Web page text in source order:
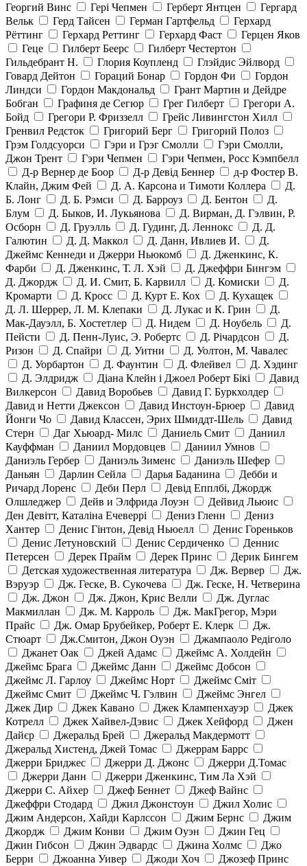
Георгий Винс Гері Чепмен Герберт Янтцен
Гергард
Вельк
Герд Тайсен Герман Гартфельд
Герхард
Рёттинг
Герхард Реттинг Герхард Фаст
Герцен Яков
Геце
Гилберт Беерс
Гилберт Честертон
Гильдебрант Н.
Глория Коупленд
Глэйдис Эйлворд
Говард Дейтон
Гораций Бонар Гордон Фи
Гордон
Линдси
Гордон Макдональд
Грант Мартин и Дейдре
Бобган
Графиня де Сегюр Грег Гилберт
Грегори А.
Бойд
Грегори Р. Фриззелл
Грейс Ливингстон Хилл
Гренвил Редсток
Григорий Берг
Григорий Полоз
Грэм Голдсуорси
Гэри и Грэг Смолли
Гэри Смолли,
Джон Трент
Гэри Чепмен
Гэри Чепмен, Росс Кэмпбелл
Д-р Вернер де Боор
Д-р Девід Беннер
д-р Фостер В.
Клайн, Джим Фей
Д. А. Карсона и Тимоти Коллера
Д.
Б. Лонг
Д. Б. Рэмси Д. Барроуз Д. Бентон
Д.
Блум
Д. Быков, И. Лукьянова
Д. Вирман, Д. Гэлвин, Р.
Осборн
Д. Груэлль Д. Гудинг, Д. Леннокс
Д. Д.
Галютин
Д. Д. Маккол Д. Данн, Ивлиев И.
Д.
Джеймс Кеннеди и Джерри Ньюкомб
Д. Дженкинс, К.
Фарби
Д. Дженкинс, Т. Л. Хэй
Д. Джеффри Бингэм
Д. Джордж
Д. И. Смит, Б. Карвилл Д. Комиски
Д.
Кромарти
Д. Кросс Д. Курт Е. Кох
Д. Кухащек
Д. Л. Шеррер, Л. М. Клепаки
Д. Лукас и К. Грин
Д.
Мак-Дауэлл, Б. Хостетлер
Д. Нидем Д. Ноубель
Д.
Пейсти
Д. Пенн-Луис, Э. Робертс Д. Річардсон
Д.
Ризон
Д. Спайри Д. Уитни
Д. Уолтон, М. Чавалес
Д. Уорбартон
Д. Фаунтин Д. Флейвел
Д. Хэдинг
Д. Элдридж
Діана Клейн і Джоел Роберт Бікі
Давид
Вилкерсон
Давид Воробьев
Давид Г. Буркхолдер
Давид и Нетти Джексон
Давид Инстоун-Брюер
Давид
Йонги Чо
Давид Классен, Эрих Шмиддт-Шель
Давид
Стерн
Даг Хьюард- Милс Даниель Смит
Даниил
Кауффман
Даниил Мордовцев
Даниил Умнов
Даниэль Гербер
Даниэль Зименс
Даниэль Шефер
Даньян
Дарлин Сейла Дарья Баданина
Дебби и
Ричард Лоренс
Деби Перл
Девід Епплбі, Джордж
Олшледжер
Дейв и Элфрида Лоуэн
Дейвид Льюис
Ден Девітт, Каталіна Ечеверрі
Дениз Гленн
Дениз
Хантер
Денис Гінтон, Девід Ньюелл
Денис Гореньков
Денис Летуновский
Денис Сердиченко
Деннис
Петерсен
Дерек Прайм Дерек Принс
Дерик Бингем
Детская художественная литература
Дж. Вервер
Дж.
Вэруэр
Дж. Геске, В. Сукочева
Дж. Геске, Н. Четверина
Дж. Джон
Дж. Джон, Крис Велли
Дж. Дуглас
Макмиллан
Дж. М. Карроль
Дж. МакГрегор, Мэри
Прайс
Дж. Омар Брубейкер, Роберт Е. Клерк
Дж.
Стюарт
Дж.Смитон, Джон Оуэн
Джампаоло Редіголо
Джанет Оак
Джей Адамс
Джеймс А. Холдейн
Джеймс Брага
Джеймс Данн
Джеймс Добсон
Джеймс Л. Гарлоу
Джеймс Норт
Джеймс Сміт
Джеймс Смит
Джеймс Ч. Гэлвин
Джеймс Энгел
Джек Дир
Джек Кавано Джек Клампенхауэр
Джек
Котрелл
Джек Хайвел-Дэвис Джек Хейфорд
Джен
Дайєр
Джеральд Брей
Джеральд Макдермотт
Джеральд Хистенд, Джей Томас
Джеррам Баррс
Джерри Бриджес
Джерри Д. Джонс
Джерри Д.Томас
Джерри Данн
Джерри Дженкинс, Тим Ла Хэй
Джерри С. Айхер
Джеф Беннет
Джеф Вайнс
Джеффри Стодард
Джил Джонстоун
Джил Холис
Джим Андерсон, Хайди Карлссон
Джим Бернс
Джим
Джордж
Джим Конви Джим Оуэн
Джин Гец
Джин Гибсон
Джин Эдвардс Джина Холмс
Джо
Берри
Джоанна Уивер Джоди Хоч
Джозеф Принс